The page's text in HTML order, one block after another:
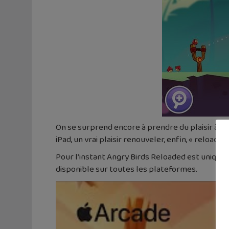
On se surprend encore à prendre du plaisir à
iPad, un vrai plaisir renouveler, enfin, « reloaded
Pour l’instant Angry Birds Reloaded est
disponible sur toutes les plateformes.